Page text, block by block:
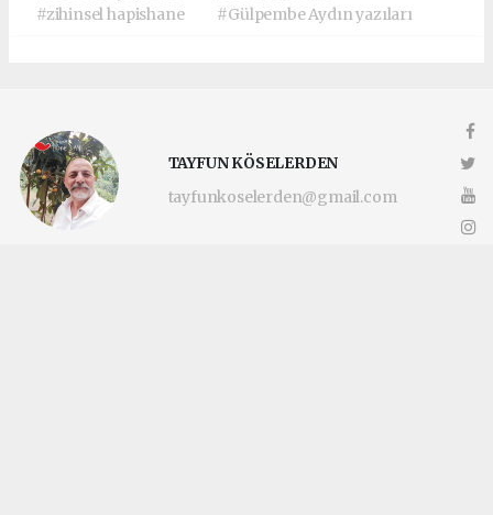
#zihinsel hapishane
#Gülpembe Aydın yazıları
TAYFUN KÖSELERDEN
tayfunkoselerden@gmail.com